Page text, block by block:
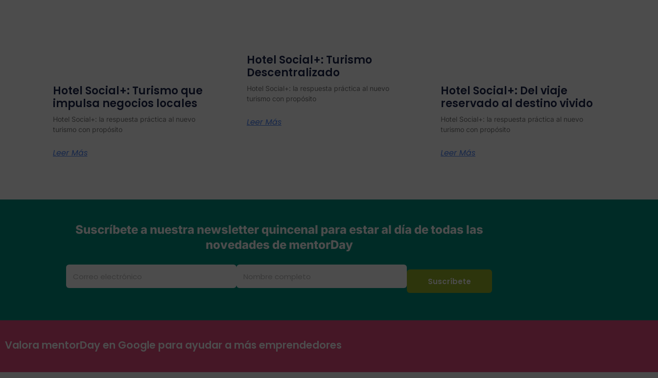
Hotel Social+: Turismo que
impulsa negocios locales
Hotel Social+: la respuesta práctica al nuevo
turismo con propósito
Leer Más
Hotel Social+: Turismo
Descentralizado
Hotel Social+: la respuesta práctica al nuevo
turismo con propósito
Leer Más
Hotel Social+: Del viaje
reservado al destino vivido
Hotel Social+: la respuesta práctica al nuevo
turismo con propósito
Leer Más
Suscríbete a nuestra newsletter quincenal para estar al día de todas las
novedades de mentorDay
Valora mentorDay en Google para ayudar a más emprendedores